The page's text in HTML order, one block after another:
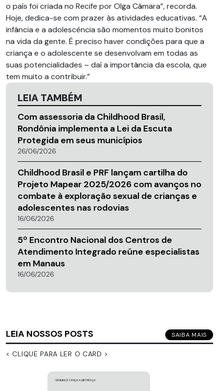
o país foi criada no Recife por Olga Câmara”, recorda.
Hoje, dedica-se com prazer às atividades educativas. “A
infância e a adolescência são momentos muito bonitos
na vida da gente. É preciso haver condições para que a
criança e o adolescente se desenvolvam em todas as
suas potencialidades – daí a importância da escola, que
tem muito a contribuir.”
LEIA TAMBÉM
Com assessoria da Childhood Brasil,
Rondônia implementa a Lei da Escuta
Protegida em seus municípios
26/06/2026
Childhood Brasil e PRF lançam cartilha do
Projeto Mapear 2025/2026 com avanços no
combate à exploração sexual de crianças e
adolescentes nas rodovias
16/06/2026
5º Encontro Nacional dos Centros de
Atendimento Integrado reúne especialistas
em Manaus
16/06/2026
LEIA NOSSOS POSTS SAIBA MAIS
< CLIQUE PARA LER O CARD >